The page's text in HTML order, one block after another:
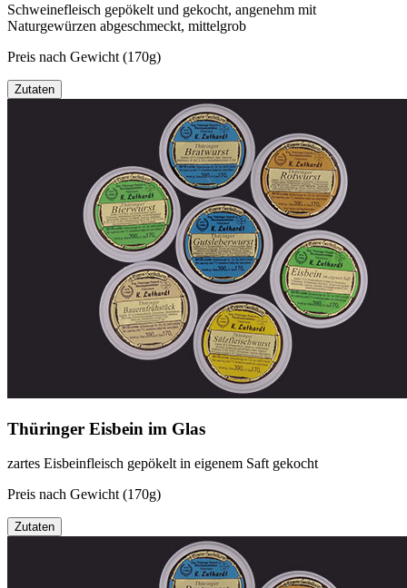
Schweinefleisch gepökelt und gekocht, angenehm mit
Naturgewürzen abgeschmeckt, mittelgrob
Preis nach Gewicht (170g)
Zutaten
Thüringer Eisbein im Glas
zartes Eisbeinfleisch gepökelt in eigenem Saft gekocht
Preis nach Gewicht (170g)
Zutaten